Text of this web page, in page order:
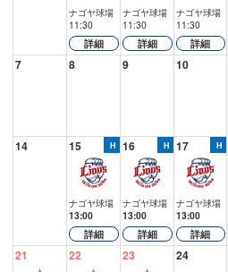
ナゴヤ球場
11:30
詳細
ナゴヤ球場
11:30
詳細
ナゴヤ球場
11:30
詳細
7 8 9 10
14 15
ナゴヤ球場
13:00
詳細
16
ナゴヤ球場
13:00
詳細
17
ナゴヤ球場
13:00
詳細
21 22 23 24